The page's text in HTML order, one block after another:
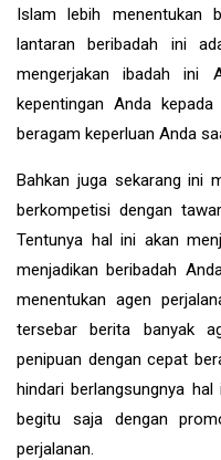
Islam lebih menentukan
lantaran beribadah ini
mengerjakan ibadah ini
kepentingan Anda
beragam keperluan Anda
Bahkan juga sekarang ini
berkompetisi dengan
Tentunya hal ini akan
menjadikan beribadah
menentukan agen
tersebar berita banyak
penipuan dengan cepat
hindari berlangsungnya
begitu saja dengan
perjalanan.